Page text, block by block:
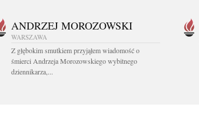
ANDRZEJ MOROZOWSKI
WARSZAWA
Z głębokim smutkiem przyjąłem wiadomość o
śmierci Andrzeja Morozowskiego wybitnego
dziennikarza,...